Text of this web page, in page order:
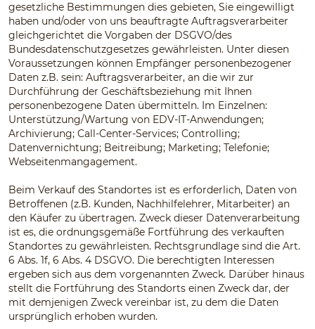
gesetzliche Bestimmungen dies gebieten, Sie eingewilligt
haben und/oder von uns beauftragte Auftragsverarbeiter
gleichgerichtet die Vorgaben der DSGVO/des
Bundesdatenschutzgesetzes gewährleisten. Unter diesen
Voraussetzungen können Empfänger personenbezogener
Daten z.B. sein: Auftragsverarbeiter, an die wir zur
Durchführung der Geschäftsbeziehung mit Ihnen
personenbezogene Daten übermitteln. Im Einzelnen:
Unterstützung/Wartung von EDV-IT-Anwendungen;
Archivierung; Call-Center-Services; Controlling;
Datenvernichtung; Beitreibung; Marketing; Telefonie;
Webseitenmangagement.
Beim Verkauf des Standortes ist es erforderlich, Daten von
Betroffenen (z.B. Kunden, Nachhilfelehrer, Mitarbeiter) an
den Käufer zu übertragen. Zweck dieser Datenverarbeitung
ist es, die ordnungsgemäße Fortführung des verkauften
Standortes zu gewährleisten. Rechtsgrundlage sind die Art.
6 Abs. 1f, 6 Abs. 4 DSGVO. Die berechtigten Interessen
ergeben sich aus dem vorgenannten Zweck. Darüber hinaus
stellt die Fortführung des Standorts einen Zweck dar, der
mit demjenigen Zweck vereinbar ist, zu dem die Daten
ursprünglich erhoben wurden.